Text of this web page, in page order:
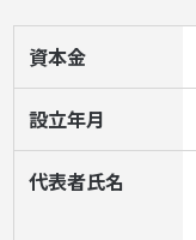
資本金
設立年月
代表者氏名